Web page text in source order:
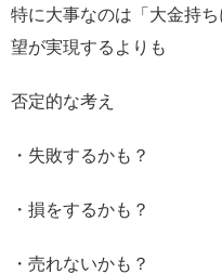
特に大事なのは「大金持
望が実現するよりも
否定的な考え
・失敗するかも？
・損をするかも？
・売れないかも？